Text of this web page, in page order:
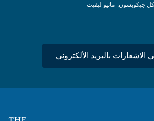
جيكوبسون ماثيو ليفيت
بالبريد الألكتروني